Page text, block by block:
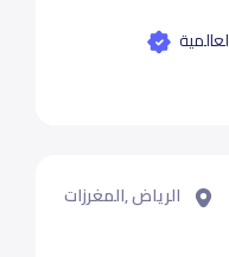
الرياض ,المغرزات